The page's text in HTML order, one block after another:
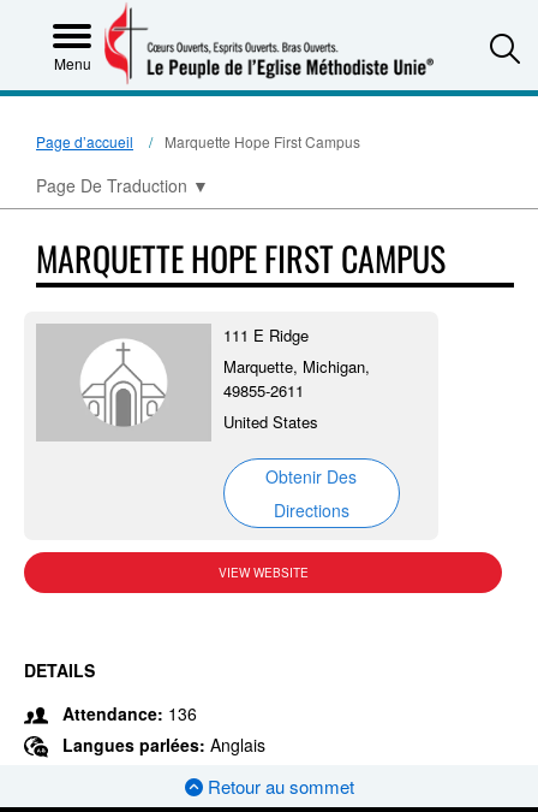
Menu
Page d’accueil Marquette Hope First Campus
Page De Traduction ▼
MARQUETTE HOPE FIRST CAMPUS
111 E Ridge
Marquette, Michigan,
49855-2611
United States
Obtenir Des
Directions
VIEW WEBSITE
DETAILS
Attendance: 136
Langues parlées: Anglais
Retour au sommet